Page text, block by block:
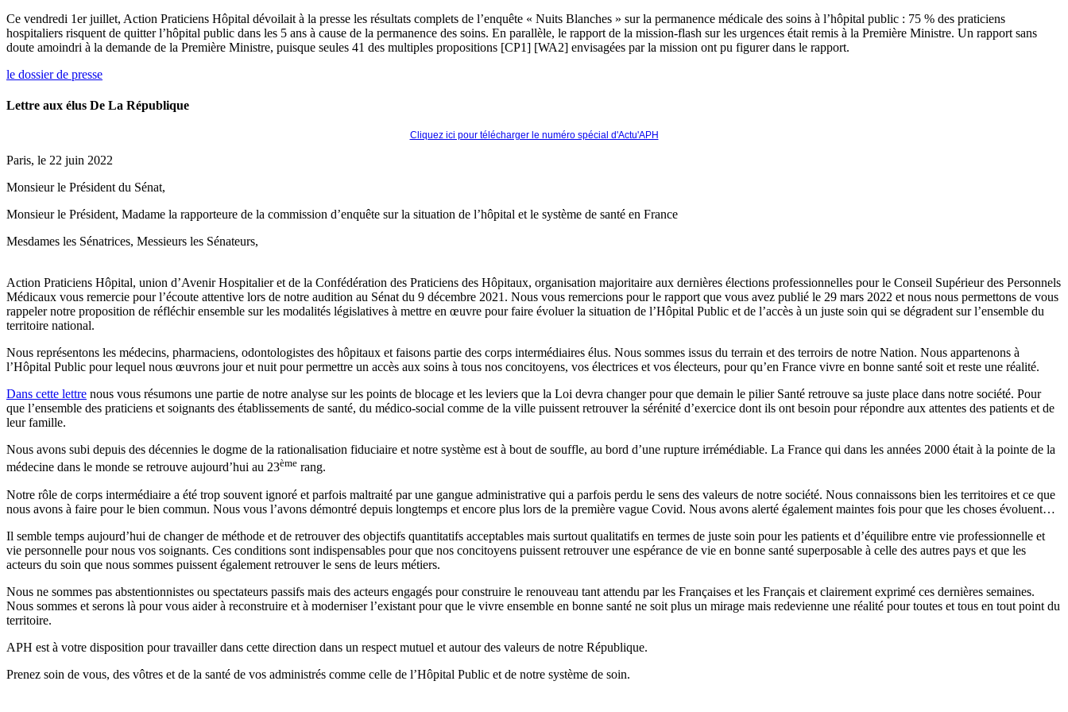
Ce vendredi 1er juillet, Action Praticiens Hôpital dévoilait à la presse les résultats complets de l’enquête « Nuits Blanches » sur la permanence médicale des soins à l’hôpital public : 75 % des praticiens
hospitaliers risquent de quitter l’hôpital public dans les 5 ans à cause de la permanence des soins. En parallèle, le rapport de la mission-flash sur les urgences était remis à la Première Ministre. Un rapport sans
doute amoindri à la demande de la Première Ministre, puisque seules 41 des multiples propositions [CP1] [WA2] envisagées par la mission ont pu figurer dans le rapport.
le dossier de presse
Lettre aux élus De La République
Cliquez ici pour télécharger le numéro spécial d'Actu'APH
Paris, le 22 juin 2022
Monsieur le Président du Sénat,
Monsieur le Président, Madame la rapporteure de la commission d’enquête sur la situation de l’hôpital et le système de santé en France
Mesdames les Sénatrices, Messieurs les Sénateurs,
Action Praticiens Hôpital, union d’Avenir Hospitalier et de la Confédération des Praticiens des Hôpitaux, organisation majoritaire aux dernières élections professionnelles pour le Conseil Supérieur des Personnels
Médicaux vous remercie pour l’écoute attentive lors de notre audition au Sénat du 9 décembre 2021. Nous vous remercions pour le rapport que vous avez publié le 29 mars 2022 et nous nous permettons de vous
rappeler notre proposition de réfléchir ensemble sur les modalités législatives à mettre en œuvre pour faire évoluer la situation de l’Hôpital Public et de l’accès à un juste soin qui se dégradent sur l’ensemble du
territoire national.
Nous représentons les médecins, pharmaciens, odontologistes des hôpitaux et faisons partie des corps intermédiaires élus. Nous sommes issus du terrain et des terroirs de notre Nation. Nous appartenons à
l’Hôpital Public pour lequel nous œuvrons jour et nuit pour permettre un accès aux soins à tous nos concitoyens, vos électrices et vos électeurs, pour qu’en France vivre en bonne santé soit et reste une réalité.
Dans cette lettre nous vous résumons une partie de notre analyse sur les points de blocage et les leviers que la Loi devra changer pour que demain le pilier Santé retrouve sa juste place dans notre société. Pour
que l’ensemble des praticiens et soignants des établissements de santé, du médico-social comme de la ville puissent retrouver la sérénité d’exercice dont ils ont besoin pour répondre aux attentes des patients et de
leur famille.
Nous avons subi depuis des décennies le dogme de la rationalisation fiduciaire et notre système est à bout de souffle, au bord d’une rupture irrémédiable. La France qui dans les années 2000 était à la pointe de la
médecine dans le monde se retrouve aujourd’hui au 23ème rang.
Notre rôle de corps intermédiaire a été trop souvent ignoré et parfois maltraité par une gangue administrative qui a parfois perdu le sens des valeurs de notre société. Nous connaissons bien les territoires et ce que
nous avons à faire pour le bien commun. Nous vous l’avons démontré depuis longtemps et encore plus lors de la première vague Covid. Nous avons alerté également maintes fois pour que les choses évoluent…
Il semble temps aujourd’hui de changer de méthode et de retrouver des objectifs quantitatifs acceptables mais surtout qualitatifs en termes de juste soin pour les patients et d’équilibre entre vie professionnelle et
vie personnelle pour nous vos soignants. Ces conditions sont indispensables pour que nos concitoyens puissent retrouver une espérance de vie en bonne santé superposable à celle des autres pays et que les
acteurs du soin que nous sommes puissent également retrouver le sens de leurs métiers.
Nous ne sommes pas abstentionnistes ou spectateurs passifs mais des acteurs engagés pour construire le renouveau tant attendu par les Françaises et les Français et clairement exprimé ces dernières semaines.
Nous sommes et serons là pour vous aider à reconstruire et à moderniser l’existant pour que le vivre ensemble en bonne santé ne soit plus un mirage mais redevienne une réalité pour toutes et tous en tout point du
territoire.
APH est à votre disposition pour travailler dans cette direction dans un respect mutuel et autour des valeurs de notre République.
Prenez soin de vous, des vôtres et de la santé de vos administrés comme celle de l’Hôpital Public et de notre système de soin.